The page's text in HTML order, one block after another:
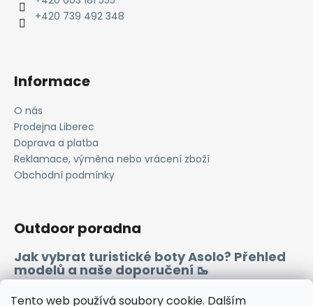
Tento web používá soubory cookie. Dalším
+420 739 492 348
Informace
O nás
Prodejna Liberec
Doprava a platba
Reklamace, výměna nebo vrácení zboží
Obchodní podmínky
Outdoor poradna
Jak vybrat turistické boty Asolo? Přehled
modelů a naše doporučení 🥾